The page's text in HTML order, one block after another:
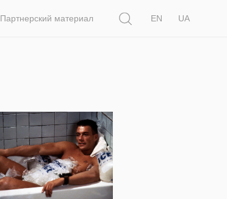
Партнерский материал
EN
UA
612